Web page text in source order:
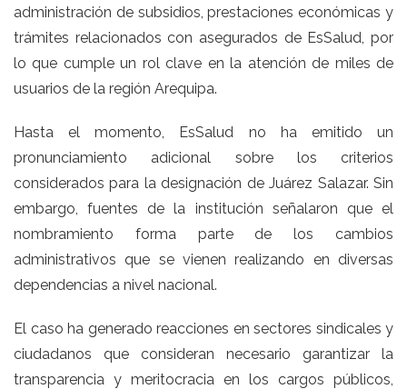
administración de subsidios, prestaciones económicas y
trámites relacionados con asegurados de EsSalud, por
lo que cumple un rol clave en la atención de miles de
usuarios de la región Arequipa.
Hasta el momento, EsSalud no ha emitido un
pronunciamiento adicional sobre los criterios
considerados para la designación de Juárez Salazar. Sin
embargo, fuentes de la institución señalaron que el
nombramiento forma parte de los cambios
administrativos que se vienen realizando en diversas
dependencias a nivel nacional.
El caso ha generado reacciones en sectores sindicales y
ciudadanos que consideran necesario garantizar la
transparencia y meritocracia en los cargos públicos,